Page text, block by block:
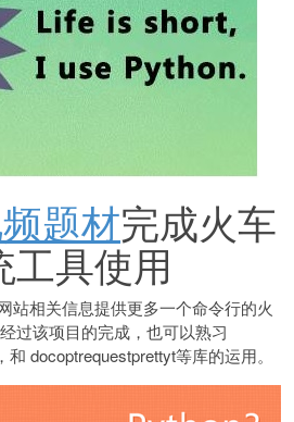
题材完成火车
工具使用
站相关信息提供更多一个命令行的火
过该项目的完成，也可以熟习
docoptrequestprettyt等库的运用。